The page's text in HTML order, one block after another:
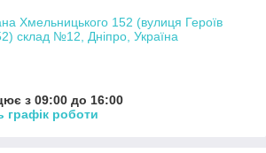
Хмельницького 152 (вулиця Героїв
склад №12, Дніпро, Україна
з 09:00 до 16:00
графік роботи